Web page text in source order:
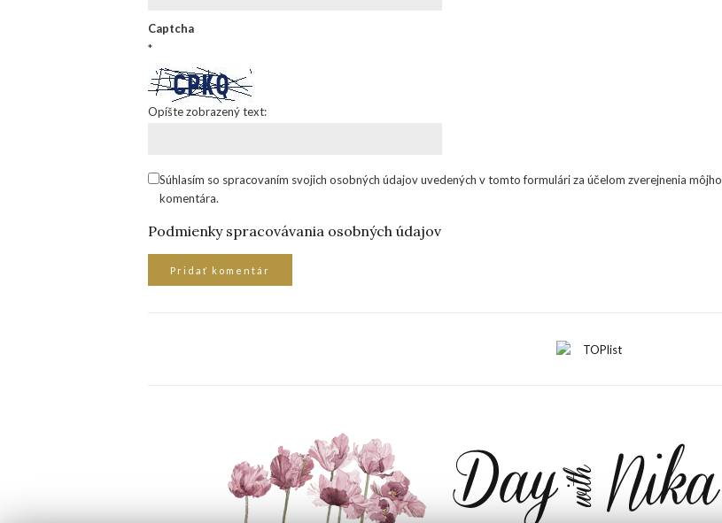
Captcha
*
Opíšte zobrazený text:
Súhlasím so spracovaním svojich osobných údajov uvedených v tomto formulári za účelom zverejnenia môjho
komentára.
Podmienky spracovávania osobných údajov